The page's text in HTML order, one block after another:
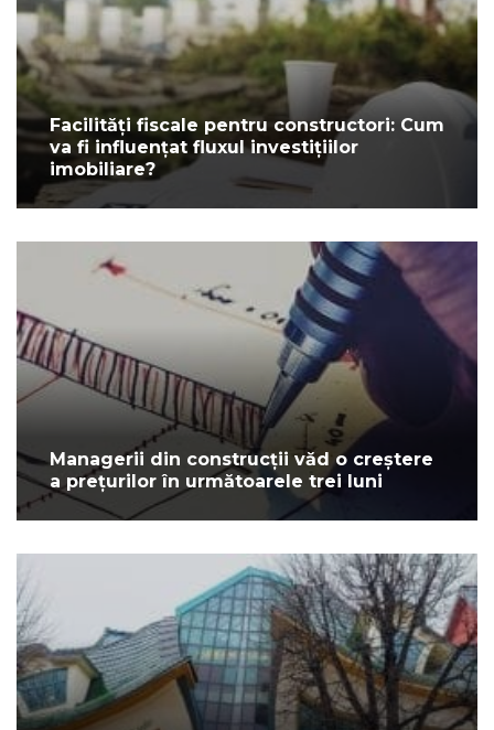
Facilități fiscale pentru constructori: Cum
va fi influențat fluxul investițiilor
imobiliare?
Managerii din construcții văd o creștere
a prețurilor în următoarele trei luni